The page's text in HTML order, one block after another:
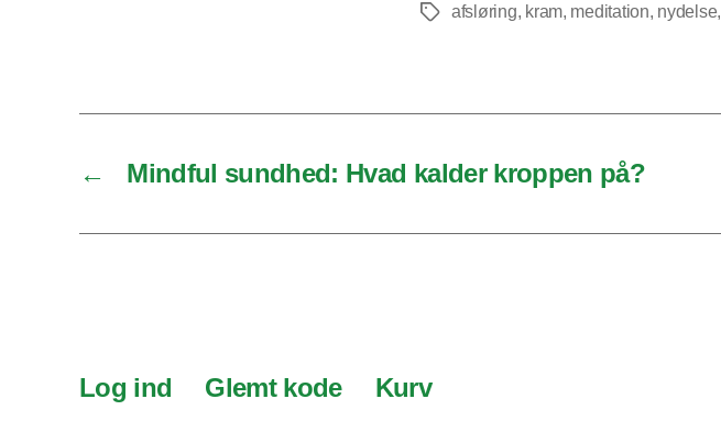
Tagsafsløring, kram, meditation, nydelse,
← Mindful sundhed: Hvad kalder kroppen på?
Log ind Glemt kode Kurv